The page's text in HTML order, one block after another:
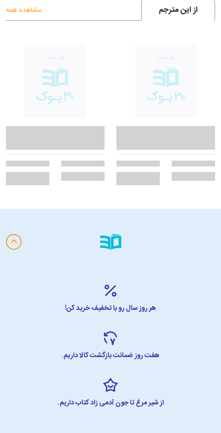
از این مترجم مشاهده همه
هر روز سال رو با تخفیف خرید کن!
هفت روز ضمانت بازگشت کالا داریم.
از شیر مرغ تا جون آدمی زاد کتاب داریم.